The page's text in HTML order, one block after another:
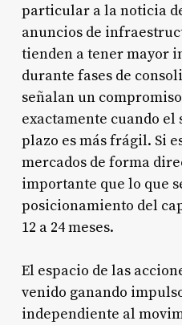
particular a la noticia
anuncios de
tienden a tener mayor
durante fases de
señalan un
exactamente cuando
plazo es más frágil. Si
mercados de forma
importante que lo que
posicionamiento del
12 a 24 meses.
El espacio de las
venido ganando
independiente al